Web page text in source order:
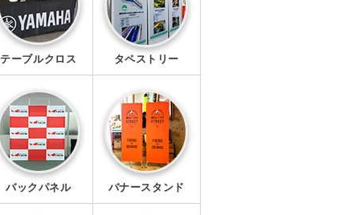
タペストリー
シール・ステッカー
クリアファイル
マグネット
Ｔシャツ
テーブルクロス タペストリー
バックパネル バナースタンド